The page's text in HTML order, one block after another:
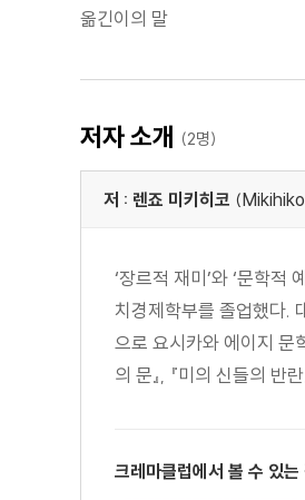
옮긴이의 말
저자 소개 (2명)
저 : 렌죠 미키히코
‘장르적 재미’와 ‘문학
치경제학부를 졸업했다.
으로 요시카와 에이지 문
의 문』, 『미의 신들의 반
크레마클럽에서 볼 수 있는